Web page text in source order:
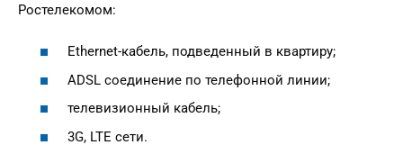
Ростелекомом:
Ethernet-кабель, подведенный в квартиру;
ADSL соединение по телефонной линии;
телевизионный кабель;
3G, LTE сети.